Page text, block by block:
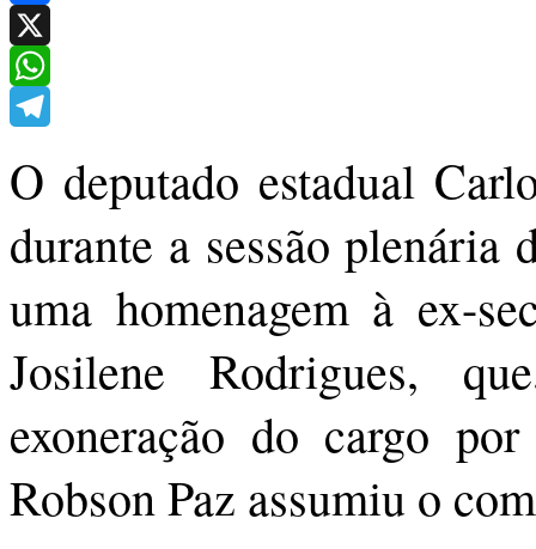
Facebook
X
WhatsApp
O deputado estadual
durante a sessão plenária
uma homenagem à ex-
Josilene Rodrigues,
exoneração do cargo
Robson Paz assumiu o